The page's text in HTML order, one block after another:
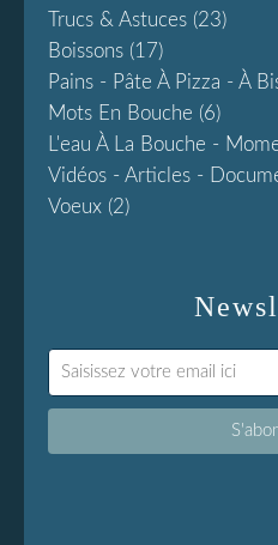
Trucs & Astuces (23)
Boissons (17)
Pains - Pâte À Pizza - À
Mots En Bouche (6)
L'eau À La Bouche -
Vidéos - Articles -
Voeux (2)